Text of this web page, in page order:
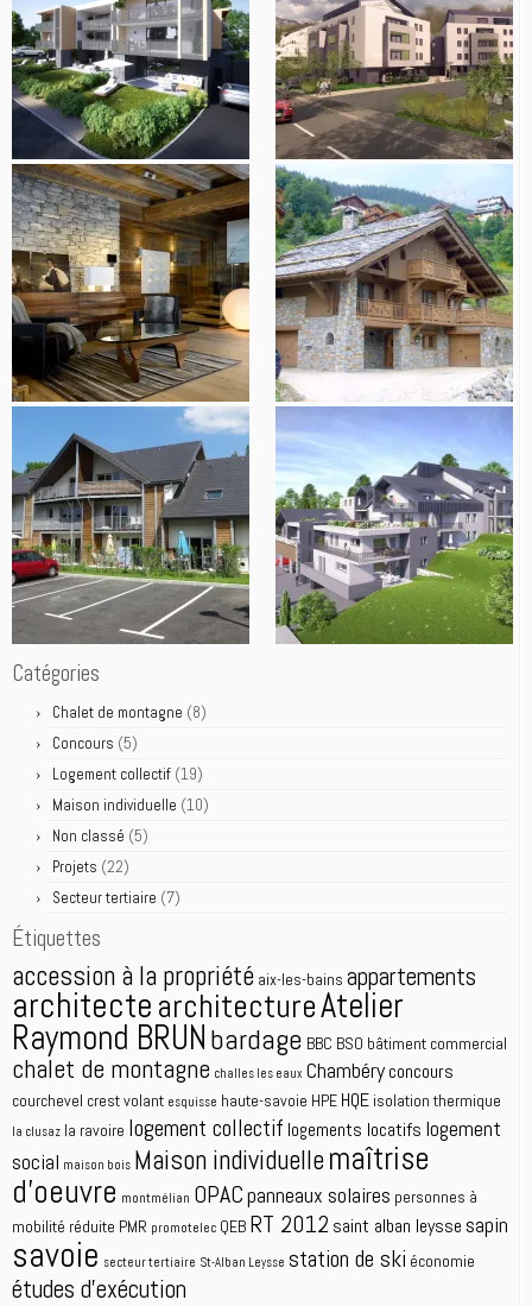
Catégories
Chalet de montagne (8)
Concours (5)
Logement collectif (19)
Maison individuelle (10)
Non classé (5)
Projets (22)
Secteur tertiaire (7)
Étiquettes
accession à la propriété aix-les-bains appartements
architecte architectureAtelier
Raymond BRUNbardage BBC BSO bâtiment commercial
chalet de montagne challes les eaux Chambéryconcours
courchevel crest volant esquisse haute-savoie HPE HQE isolation thermique
la clusaz la ravoire logement collectif logements locatifs logement
social maison bois Maison individuellemaîtrise
d'oeuvre montmélian OPACpanneaux solaires personnes à
mobilité réduite PMR promotelec QEB RT 2012 saint alban leyssesapin
savoie secteur tertiaire St-Alban Leysse station de ski économie
études d'exécution